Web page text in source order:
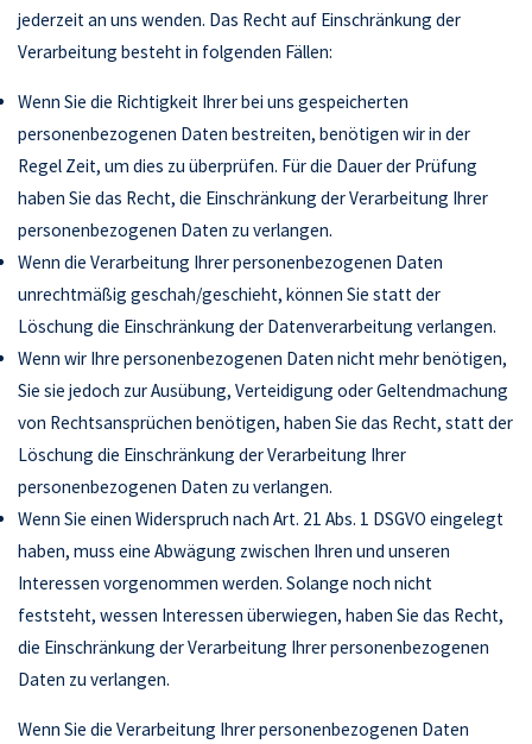
jederzeit an uns wenden. Das Recht auf Einschränkung der
Verarbeitung besteht in folgenden Fällen:
Wenn Sie die Richtigkeit Ihrer bei uns gespeicherten
personenbezogenen Daten bestreiten, benötigen wir in der
Regel Zeit, um dies zu überprüfen. Für die Dauer der Prüfung
haben Sie das Recht, die Einschränkung der Verarbeitung Ihrer
personenbezogenen Daten zu verlangen.
Wenn die Verarbeitung Ihrer personenbezogenen Daten
unrechtmäßig geschah/geschieht, können Sie statt der
Löschung die Einschränkung der Datenverarbeitung verlangen.
Wenn wir Ihre personenbezogenen Daten nicht mehr benötigen,
Sie sie jedoch zur Ausübung, Verteidigung oder Geltendmachung
von Rechtsansprüchen benötigen, haben Sie das Recht, statt der
Löschung die Einschränkung der Verarbeitung Ihrer
personenbezogenen Daten zu verlangen.
Wenn Sie einen Widerspruch nach Art. 21 Abs. 1 DSGVO eingelegt
haben, muss eine Abwägung zwischen Ihren und unseren
Interessen vorgenommen werden. Solange noch nicht
feststeht, wessen Interessen überwiegen, haben Sie das Recht,
die Einschränkung der Verarbeitung Ihrer personenbezogenen
Daten zu verlangen.
Wenn Sie die Verarbeitung Ihrer personenbezogenen Daten